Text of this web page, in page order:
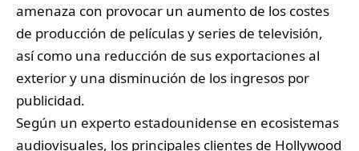
amenaza con provocar un aumento de los costes
de producción de películas y series de televisión,
así como una reducción de sus exportaciones al
exterior y una disminución de los ingresos por
publicidad.
Según un experto estadounidense en ecosistemas
audiovisuales, los principales clientes de Hollywood